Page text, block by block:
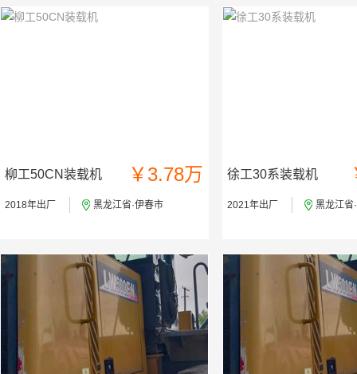
柳工50CN装载机 ￥3.78万
2018年出厂 黑龙江省·伊春市
徐工30系装载机
2021年出厂 黑龙江省